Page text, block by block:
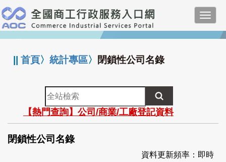
跳
到
主
要
:::
||首頁〉統計專區〉 閉鎖性公司名錄
全
站
檢
索
【熱門查詢】公司/商業/工廠登記資料
閉鎖性公司名錄
資料更新頻率：即時